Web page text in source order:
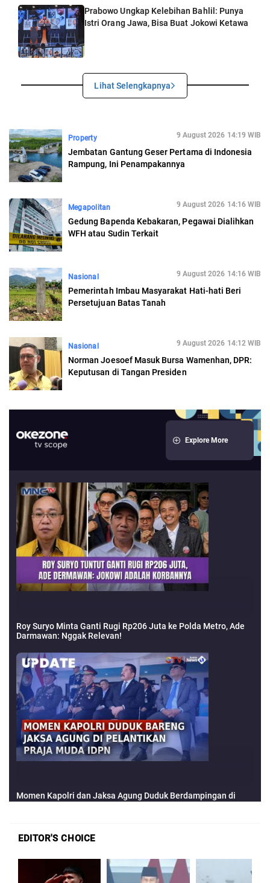
Prabowo Ungkap Kelebihan Bahlil: Punya
Istri Orang Jawa, Bisa Buat Jokowi Ketawa
Lihat Selengkapnya
Property 9 August 2026 14:19 WIB
Jembatan Gantung Geser Pertama di Indonesia
Rampung, Ini Penampakannya
Megapolitan 9 August 2026 14:16 WIB
Gedung Bapenda Kebakaran, Pegawai Dialihkan
WFH atau Sudin Terkait
Nasional 9 August 2026 14:16 WIB
Pemerintah Imbau Masyarakat Hati-hati Beri
Persetujuan Batas Tanah
Nasional 9 August 2026 14:12 WIB
Norman Joesoef Masuk Bursa Wamenhan, DPR:
Keputusan di Tangan Presiden
EDITOR'S CHOICE